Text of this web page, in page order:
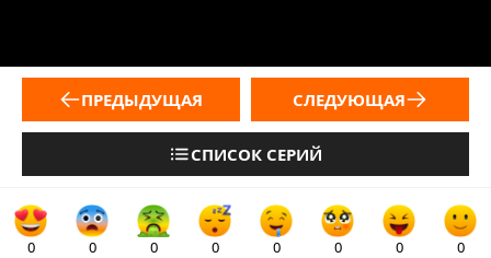
ПРЕДЫДУЩАЯ
СПИСОК СЕРИЙ
СЛЕДУЮЩАЯ
0 0 0 0 0 0 0 0